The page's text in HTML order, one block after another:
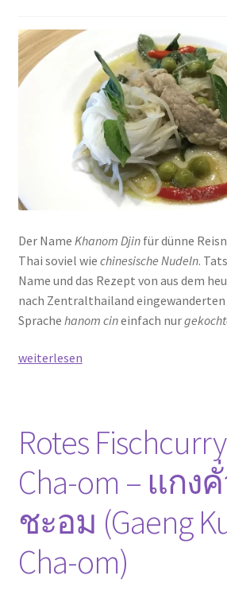
Der Name Khanom Djinfür dünne
Thai soviel wie chinesische Nudeln.
Name und das Rezept von aus dem
nach Zentralthailand eingewanderten
Sprache hanom cineinfach nur
Dünne
Curry
–
ขนมจีน
แกง
เขียว
หวาน
(Khanom
Djin
weiterlesen
Rotes
Cha-om – แกง
ชะอม (Gaeng
Cha-om)